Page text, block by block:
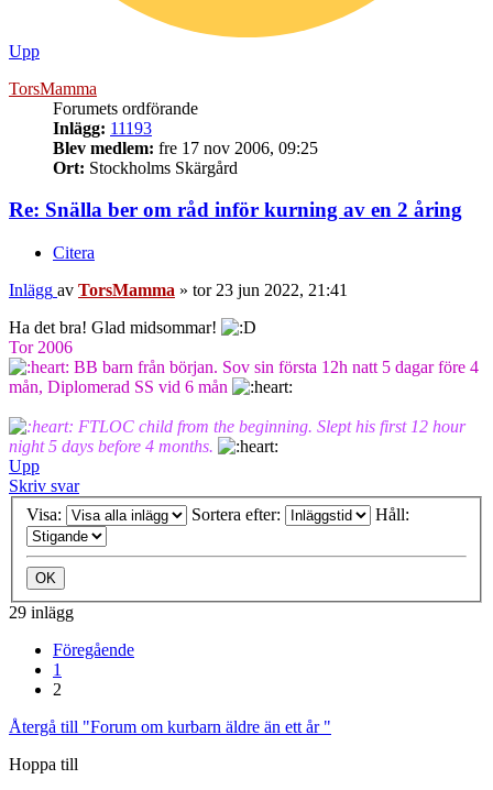
Upp
TorsMamma
Forumets ordförande
Inlägg: 11193
Blev medlem: fre 17 nov 2006, 09:25
Ort: Stockholms Skärgård
Re: Snälla ber om råd inför kurning av en 2 åring
Citera
Inlägg av TorsMamma » tor 23 jun 2022, 21:41
Ha det bra! Glad midsommar!
Tor 2006
BB barn från början. Sov sin första 12h natt 5 dagar före 4
mån, Diplomerad SS vid 6 mån
FTLOC child from the beginning. Slept his first 12 hour
night 5 days before 4 months.
Upp
Skriv svar
Visa:
Sortera efter: Håll:
29 inlägg
Föregående
1
2
Återgå till "Forum om kurbarn äldre än ett år "
Hoppa till